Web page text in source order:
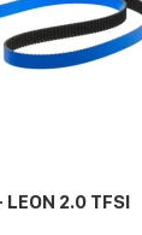
LEON 2.0 TFSI